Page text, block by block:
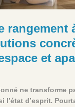
rangement
et
ne transforme
l’état d’esprit.